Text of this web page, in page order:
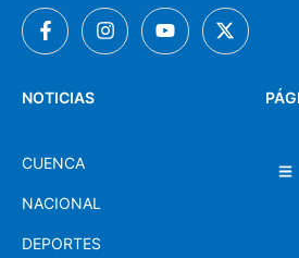
NOTICIAS
CUENCA
NACIONAL
DEPORTES